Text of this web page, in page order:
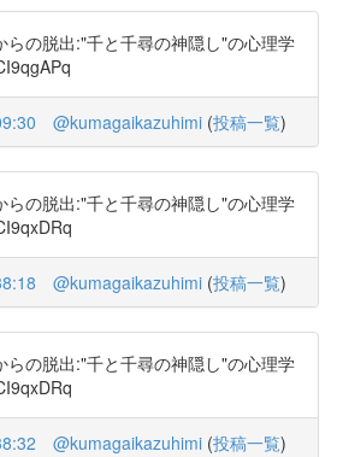
らの脱出:"千と千尋の神隠し"の心理学
@kumagaikazuhimi (投稿一覧)
らの脱出:"千と千尋の神隠し"の心理学
@kumagaikazuhimi (投稿一覧)
らの脱出:"千と千尋の神隠し"の心理学
@kumagaikazuhimi (投稿一覧)